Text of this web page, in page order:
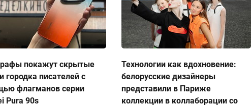
покажут скрытые
городка писателей с
флагманов серии
Pura 90s
Технологии как вдохновение:
белорусские дизайнеры
представили в Париже
коллекции в коллаборации со